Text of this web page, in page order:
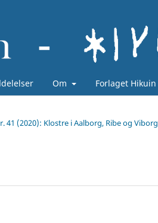
Om Forlaget Hikuin
41 (2020): Klostre i Aalborg, Ribe og Viborg